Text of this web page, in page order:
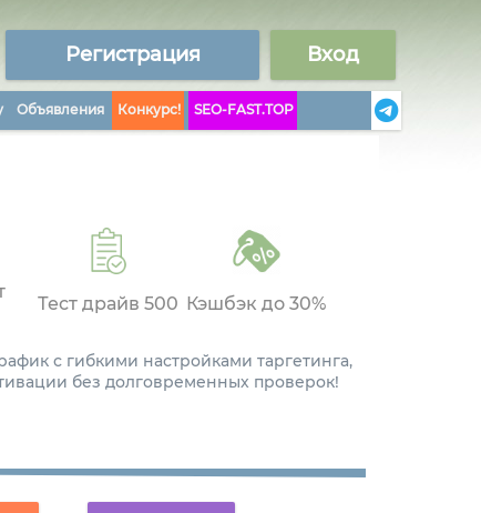
Регистрация Вход
Объявления Конкурс! SEO-FAST.TOP
Тест драйв 500 Кэшбэк до 30%
с гибкими настройками таргетинга,
без долговременных проверок!